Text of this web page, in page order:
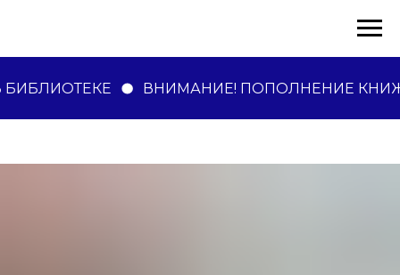
ВНИМАНИЕ! ПОПОЛНЕНИЕ